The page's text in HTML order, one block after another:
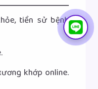
tiền sử bệnh
khớp online.